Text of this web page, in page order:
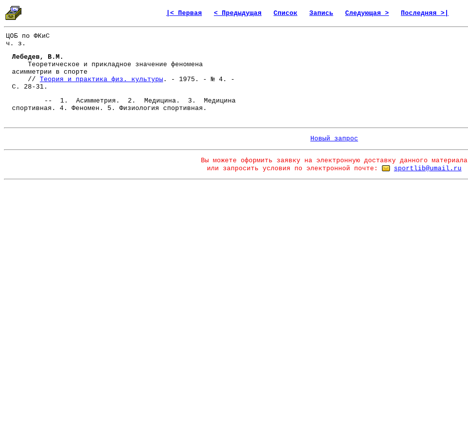
|< Первая < Предыдущая Список Запись Следующая > Последняя >|
ЦОБ по ФКиС
ч. з.
Лебедев, В.М.
Теоретическое и прикладное значение феномена
асимметрии в спорте
// Теория и практика физ. культуры . - 1975. - № 4. -
С. 28-31.
-- 1. Асимметрия. 2. Медицина. 3. Медицина
спортивная. 4. Феномен. 5. Физиология спортивная.
Новый запрос
Вы можете оформить заявку на электронную доставку данного материала
или запросить условия по электронной почте:
sportlib@umail.ru